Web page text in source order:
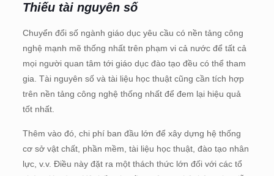
Thiếu tài nguyên số
Chuyển đổi số ngành giáo dục yêu cầu có nền tảng công
nghệ mạnh mẽ thống nhất trên phạm vi cả nước để tất cả
mọi người quan tâm tới giáo dục đào tạo đều có thể tham
gia. Tài nguyên số và tài liệu học thuật cũng cần tích hợp
trên nền tảng công nghệ thống nhất để đem lại hiệu quả
tốt nhất.
Thêm vào đó, chi phí ban đầu lớn để xây dựng hệ thống
cơ sở vật chất, phần mềm, tài liệu học thuật, đào tạo nhân
lực, v.v. Điều này đặt ra một thách thức lớn đối với các tổ